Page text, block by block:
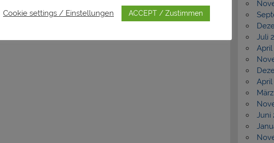
Juli
April
April
Juni
Cookie settings / Einstellungen ACCEPT / Zustimmen